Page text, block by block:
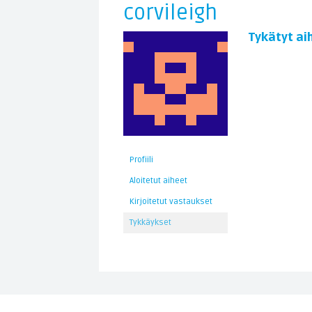
corvileigh
Profiili
Aloitetut aiheet
Kirjoitetut vastaukset
Tykkäykset
Tykätyt